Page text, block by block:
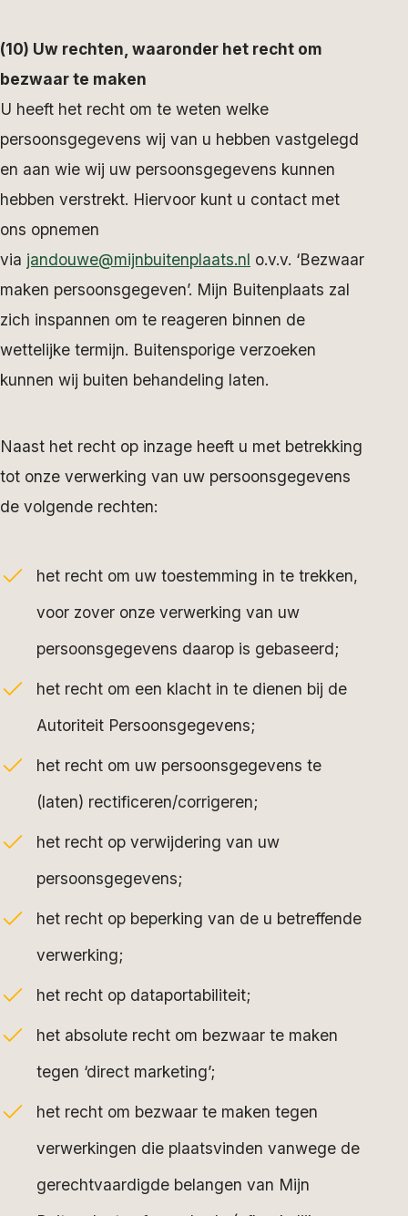
(10) Uw rechten, waaronder het recht om
bezwaar te maken
U heeft het recht om te weten welke
persoonsgegevens wij van u hebben vastgelegd
en aan wie wij uw persoonsgegevens kunnen
hebben verstrekt. Hiervoor kunt u contact met
ons opnemen
via jandouwe@mijnbuitenplaats.nl o.v.v. ‘Bezwaar
maken persoonsgegeven’. Mijn Buitenplaats zal
zich inspannen om te reageren binnen de
wettelijke termijn. Buitensporige verzoeken
kunnen wij buiten behandeling laten.
Naast het recht op inzage heeft u met betrekking
tot onze verwerking van uw persoonsgegevens
de volgende rechten:
het recht om uw toestemming in te trekken,
voor zover onze verwerking van uw
persoonsgegevens daarop is gebaseerd;
het recht om een klacht in te dienen bij de
Autoriteit Persoonsgegevens;
het recht om uw persoonsgegevens te
(laten) rectificeren/corrigeren;
het recht op verwijdering van uw
persoonsgegevens;
het recht op beperking van de u betreffende
verwerking;
het recht op dataportabiliteit;
het absolute recht om bezwaar te maken
tegen ‘direct marketing’;
het recht om bezwaar te maken tegen
verwerkingen die plaatsvinden vanwege de
gerechtvaardigde belangen van Mijn